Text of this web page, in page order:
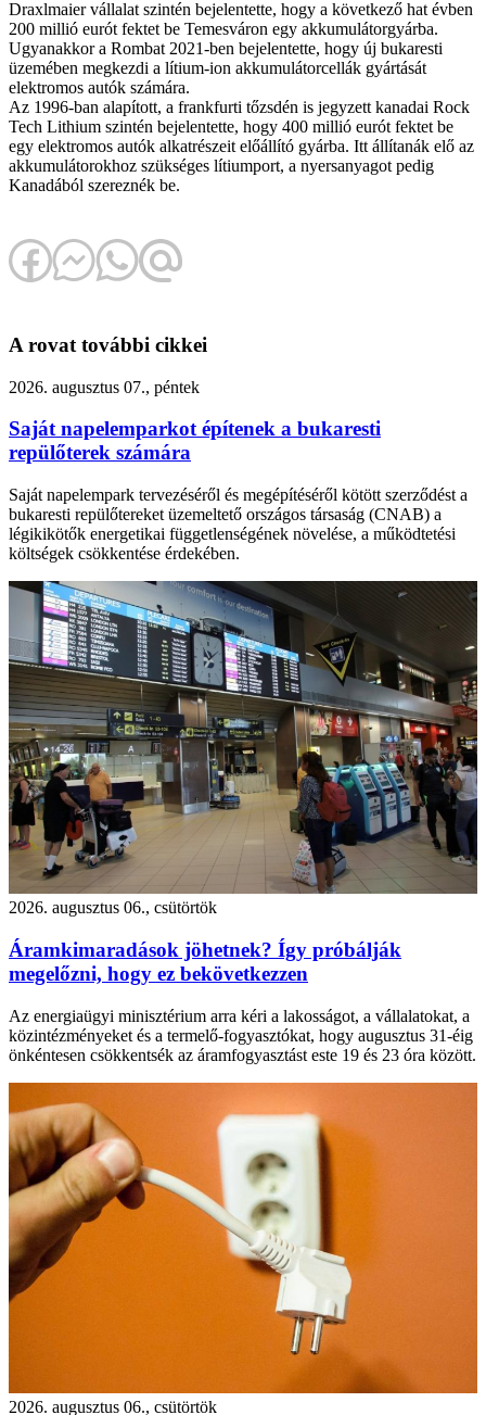
Draxlmaier vállalat szintén bejelentette, hogy a következő hat évben
200 millió eurót fektet be Temesváron egy akkumulátorgyárba.
Ugyanakkor a Rombat 2021-ben bejelentette, hogy új bukaresti
üzemében megkezdi a lítium-ion akkumulátorcellák gyártását
elektromos autók számára.
Az 1996-ban alapított, a frankfurti tőzsdén is jegyzett kanadai Rock
Tech Lithium szintén bejelentette, hogy 400 millió eurót fektet be
egy elektromos autók alkatrészeit előállító gyárba. Itt állítanák elő az
akkumulátorokhoz szükséges lítiumport, a nyersanyagot pedig
Kanadából szereznék be.
A rovat további cikkei
2026. augusztus 07., péntek
Saját napelemparkot építenek a bukaresti
repülőterek számára
Saját napelempark tervezéséről és megépítéséről kötött szerződést a
bukaresti repülőtereket üzemeltető országos társaság (CNAB) a
légikikötők energetikai függetlenségének növelése, a működtetési
költségek csökkentése érdekében.
2026. augusztus 06., csütörtök
Áramkimaradások jöhetnek? Így próbálják
megelőzni, hogy ez bekövetkezzen
Az energiaügyi minisztérium arra kéri a lakosságot, a vállalatokat, a
közintézményeket és a termelő-fogyasztókat, hogy augusztus 31-éig
önkéntesen csökkentsék az áramfogyasztást este 19 és 23 óra között.
2026. augusztus 06., csütörtök